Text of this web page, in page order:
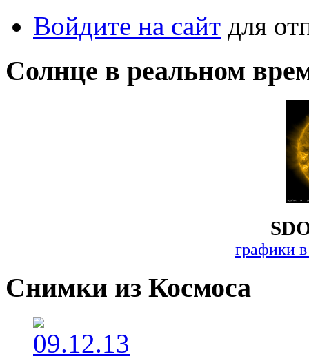
Войдите на сайт для
Солнце в реальном
графики
Снимки из Космоса